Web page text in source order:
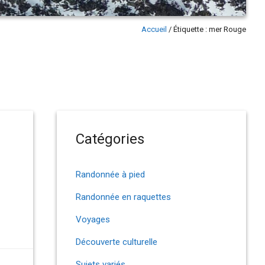
Accueil / Étiquette : mer Rouge
Catégories
Randonnée à pied
Randonnée en raquettes
Voyages
Découverte culturelle